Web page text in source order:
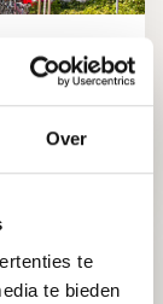
Over
te
te bieden